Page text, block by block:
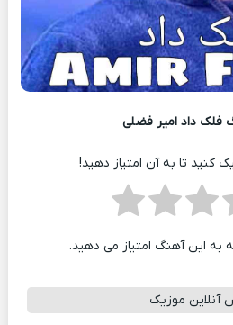
فلک داد امیر فضلی
کنید تا به آن امتیاز دهید!
به این آهنگ امتیاز می دهید.
آنلاین موزیک